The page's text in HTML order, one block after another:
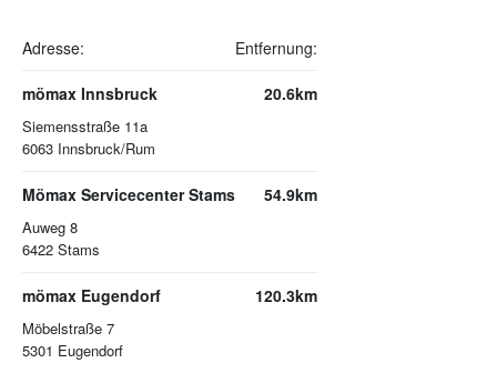
Adresse: Entfernung:
mömax Innsbruck
Siemensstraße 11a
6063 Innsbruck/Rum
20.6km
Mömax Servicecenter Stams
Auweg 8
6422 Stams
54.9km
mömax Eugendorf
Möbelstraße 7
5301 Eugendorf
120.3km